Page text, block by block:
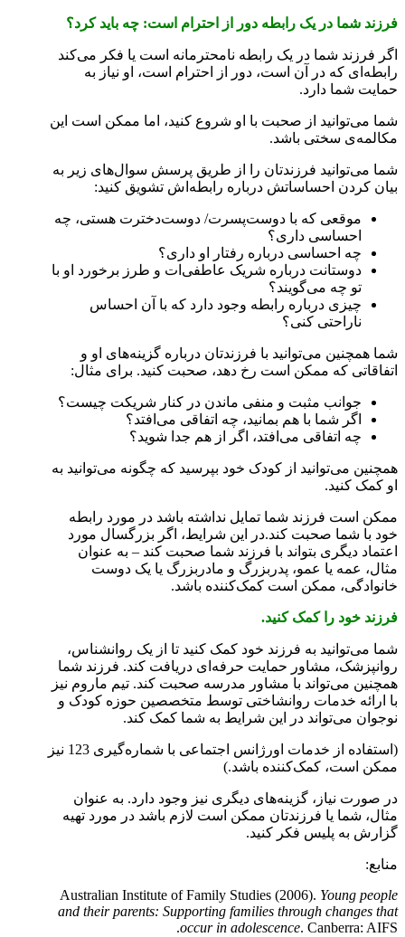
فرزند شما در یک رابطه دور از احترام است: چه باید کرد؟
اگر فرزند شما در یک رابطه نامحترمانه است یا فکر می‌کند
رابطه‌ای که در آن است، دور از احترام است، او نیاز به
حمایت شما دارد.
شما می‌توانید از صحبت با او شروع کنید، اما ممکن است این
مکالمه‌ی سختی باشد.
شما می‌توانید فرزندتان را از طریق پرسش سوال‌ها‌ی زیر به
بیان کردن احساساتش درباره رابطه‌اش تشویق کنید:
موقعی که با دوست‌پسرت/ دوست‌دخترت هستی، چه
احساسی داری؟
چه احساسی درباره رفتار او داری؟
دوستانت درباره شریک عاطفی‌ات و طرز برخورد او با
تو چه می‌گویند؟
چیزی درباره رابطه وجود دارد که با آن احساس
ناراحتی کنی؟
شما همچنین می‌توانید با فرزندتان درباره گزینه‌ها‌ی او و
اتفاقاتی که ممکن است رخ دهد، صحبت کنید. برای مثال:
جوانب مثبت و منفی ماندن در کنار شریکت چیست؟
اگر شما با هم بمانید، چه اتفاقی می‌افتد؟
چه اتفاقی می‌افتد، اگر از هم جدا شوید؟
همچنین می‌توانید از کودک خود بپرسید که چگونه می‌توانید به
او کمک کنید.
ممکن است فرزند شما تمایل نداشته باشد در مورد رابطه
خود با شما صحبت کند.در این شرایط، اگر بزرگسال مورد
اعتماد دیگری بتواند با فرزند شما صحبت کند – به عنوان
مثال، عمه یا عمو، پدربزرگ و مادربزرگ یا یک دوست
خانوادگی، ممکن است کمک‌کننده باشد.
فرزند خود را کمک کنید.
شما می‌توانید به فرزند خود کمک کنید تا از یک روانشناس،
روانپزشک، مشاور حمایت حرفه‌ای دریافت کند. فرزند شما
همچنین می‌تواند با مشاور مدرسه صحبت کند. تیم ماروم نیز
با ارائه خدمات روانشاختی توسط متخصصین حوزه کودک و
نوجوان می‌تواند در این شرایط به شما کمک کند.
(استفاده از خدمات اورژانس اجتماعی با شماره‌گیری 123 نیز
ممکن است، کمک‌کننده باشد.)
در صورت نیاز، گزینه‌های دیگری نیز وجود دارد. به عنوان
مثال، شما یا فرزندتان ممکن است لازم باشد در مورد تهیه
گزارش به پلیس فکر کنید.
منابع:
Australian Institute of Family Studies (2006). Young people
and their parents: Supporting families through changes that
occur in adolescence. Canberra: AIFS.